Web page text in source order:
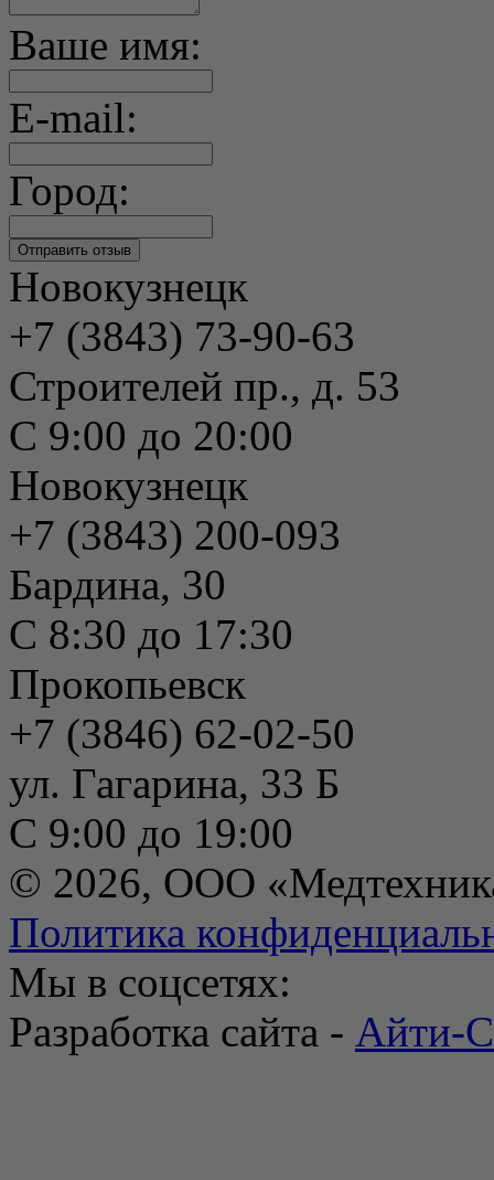
Ваше имя:
E-mail:
Город:
Новокузнецк
+7 (3843) 73-90-63
Строителей пр., д. 53
С 9:00 до 20:00
Новокузнецк
+7 (3843) 200-093
Бардина, 30
С 8:30 до 17:30
Прокопьевск
+7 (3846) 62-02-50
ул. Гагарина, 33 Б
С 9:00 до 19:00
© 2026, ООО
Политика
Мы в соцсетях:
Разработка сайта - Айти-